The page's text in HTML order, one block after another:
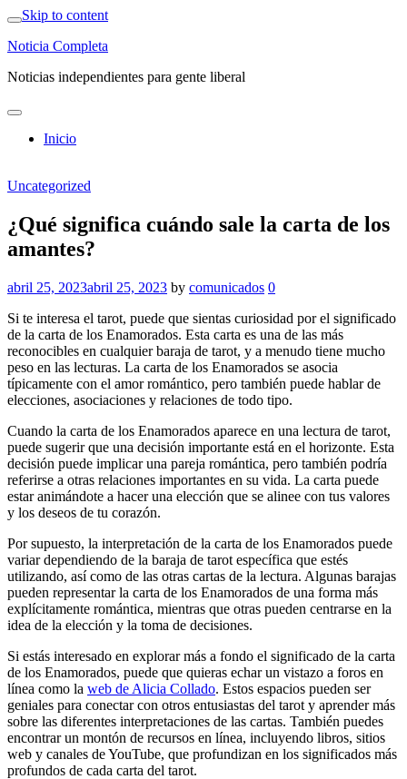
Skip to content
Noticia Completa
Noticias independientes para gente liberal
Inicio
Uncategorized
¿Qué significa cuándo sale la carta de los
amantes?
abril 25, 2023abril 25, 2023 by comunicados 0
Si te interesa el tarot, puede que sientas curiosidad por el significado
de la carta de los Enamorados. Esta carta es una de las más
reconocibles en cualquier baraja de tarot, y a menudo tiene mucho
peso en las lecturas. La carta de los Enamorados se asocia
típicamente con el amor romántico, pero también puede hablar de
elecciones, asociaciones y relaciones de todo tipo.
Cuando la carta de los Enamorados aparece en una lectura de tarot,
puede sugerir que una decisión importante está en el horizonte. Esta
decisión puede implicar una pareja romántica, pero también podría
referirse a otras relaciones importantes en su vida. La carta puede
estar animándote a hacer una elección que se alinee con tus valores
y los deseos de tu corazón.
Por supuesto, la interpretación de la carta de los Enamorados puede
variar dependiendo de la baraja de tarot específica que estés
utilizando, así como de las otras cartas de la lectura. Algunas barajas
pueden representar la carta de los Enamorados de una forma más
explícitamente romántica, mientras que otras pueden centrarse en la
idea de la elección y la toma de decisiones.
Si estás interesado en explorar más a fondo el significado de la carta
de los Enamorados, puede que quieras echar un vistazo a foros en
línea como la web de Alicia Collado. Estos espacios pueden ser
geniales para conectar con otros entusiastas del tarot y aprender más
sobre las diferentes interpretaciones de las cartas. También puedes
encontrar un montón de recursos en línea, incluyendo libros, sitios
web y canales de YouTube, que profundizan en los significados más
profundos de cada carta del tarot.